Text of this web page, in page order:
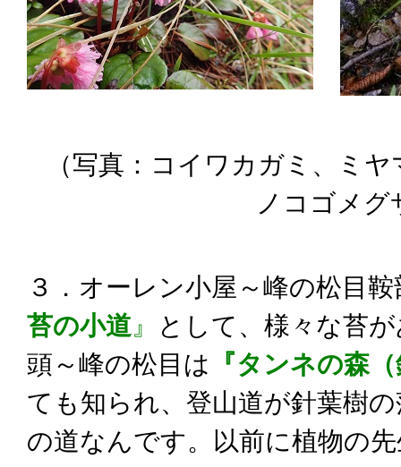
（写真：コイワカガミ、ミ
ノコゴメグ
３．オーレン小屋～峰の松目
苔の小道 』
として、様々な苔
頭～峰の松目は 『タンネの森
ても知られ、登山道が針葉樹
の道なんです。以前に植物の